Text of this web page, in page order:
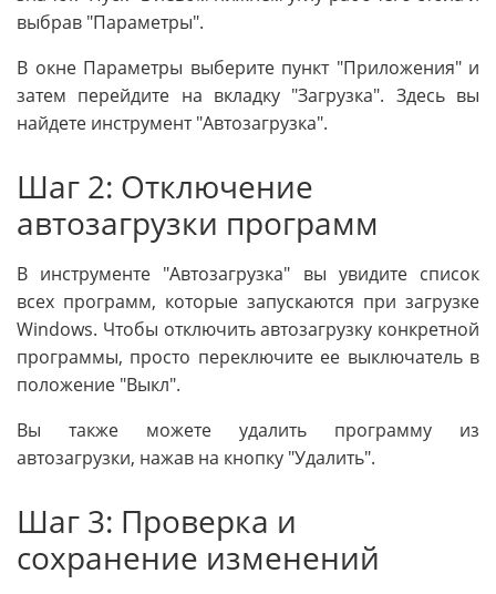
выбрав "Параметры".
В окне Параметры выберите пункт "Приложения" и
затем перейдите на вкладку "Загрузка". Здесь вы
найдете инструмент "Автозагрузка".
Шаг 2: Отключение
автозагрузки программ
В инструменте "Автозагрузка" вы увидите список
всех программ, которые запускаются при загрузке
Windows. Чтобы отключить автозагрузку конкретной
программы, просто переключите ее выключатель в
положение "Выкл".
Вы также можете удалить программу из
автозагрузки, нажав на кнопку "Удалить".
Шаг 3: Проверка и
сохранение изменений